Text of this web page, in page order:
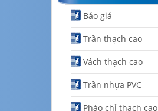
Báo giá
Trần thạch cao
Vách thạch cao
Trần nhựa PVC
Phào chỉ thạch cao